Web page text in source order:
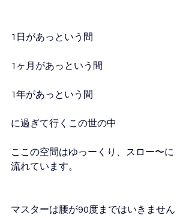
1日があっという間
1ヶ月があっという間
1年があっという間
に過ぎて行くこの世の中
ここの空間はゆっーくり、スロー〜に
流れています。
マスターは腰が90度まではいきません